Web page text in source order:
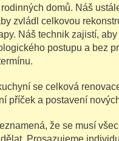
domů. Náš
zvládl celkovou
Náš technik zajistí,
postupu a bez
se celková
příček a postavení
že se musí
Prosazujeme